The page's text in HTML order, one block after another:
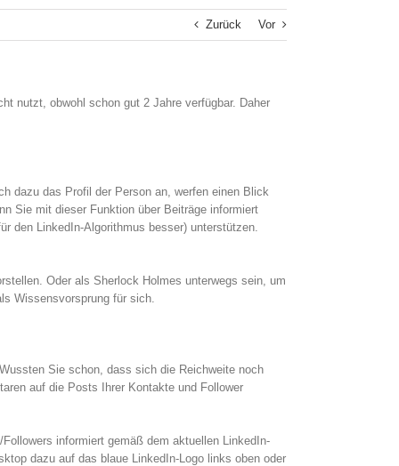
Zurück Vor
nutzt, obwohl schon gut 2 Jahre verfügbar. Daher
dazu das Profil der Person an, werfen einen Blick
Sie mit dieser Funktion über Beiträge informiert
den LinkedIn-Algorithmus besser) unterstützen.
Oder als Sherlock Holmes unterwegs sein, um
Wissensvorsprung für sich.
Sie schon, dass sich die Reichweite noch
auf die Posts Ihrer Kontakte und Follower
informiert gemäß dem aktuellen LinkedIn-
dazu auf das blaue LinkedIn-Logo links oben oder